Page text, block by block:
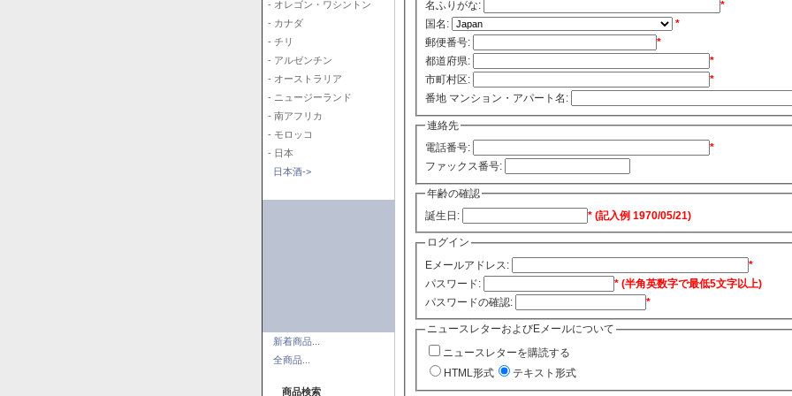
- オレゴン・ワシントン
- カナダ
- チリ
- アルゼンチン
- オーストラリア
- ニュージーランド
- 南アフリカ
- モロッコ
- 日本
日本酒->
新着商品...
全商品...
商品検索
名ふりがな:
*
国名:
*
郵便番号:
*
都道府県:
*
市町村区:
*
番地 マンション・アパート名:
連絡先
電話番号:
*
ファックス番号:
年齢の確認
誕生日:
* (記入例 1970/05/21)
ログイン
Eメールアドレス:
*
パスワード:
* (半角英数字で最低5文字以上)
パスワードの確認:
*
ニュースレターおよびEメールについて
ニュースレターを購読する
HTML形式
テキスト形式